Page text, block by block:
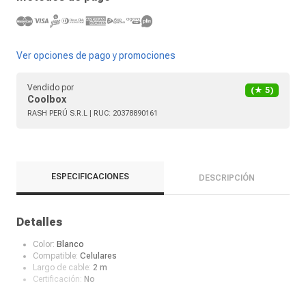
Ver opciones de pago y promociones
Vendido por
Coolbox
(★ 5)
RASH PERÚ S.R.L | RUC: 20378890161
ESPECIFICACIONES DESCRIPCIÓN
Detalles
Color: Blanco
Compatible: Celulares
Largo de cable: 2 m
Certificación: No